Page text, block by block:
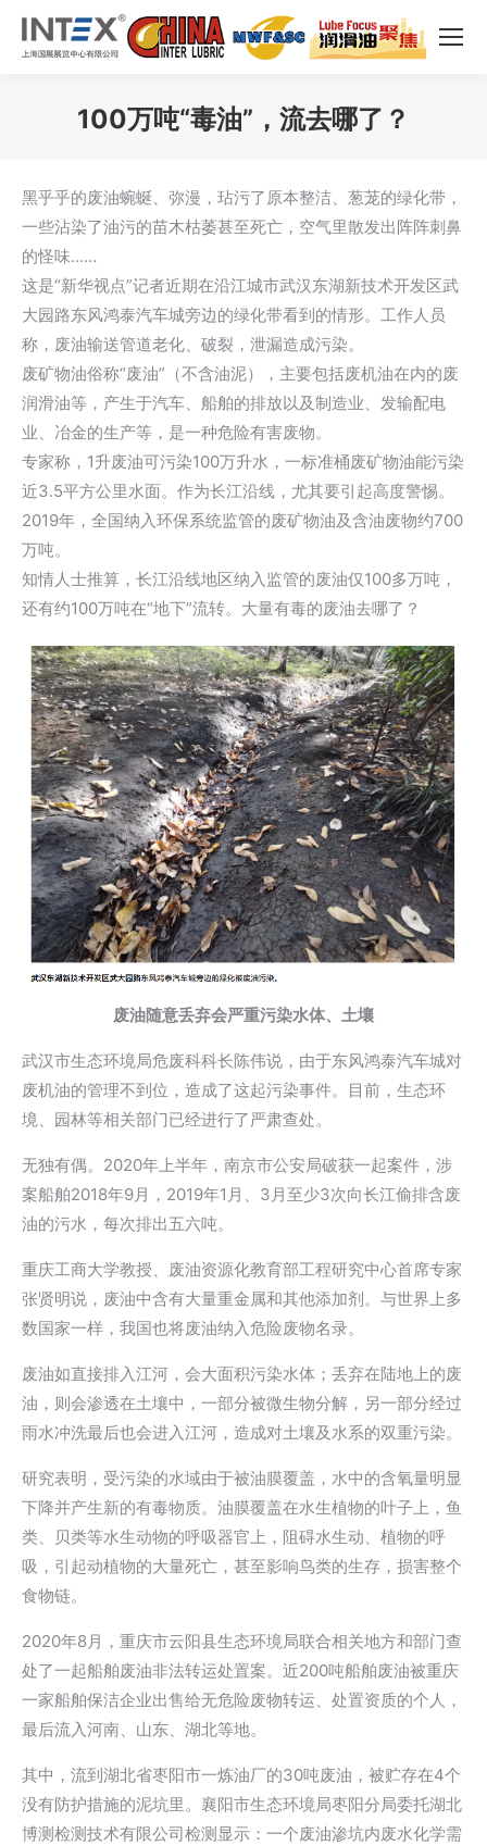
100万吨“毒油”，流去哪了？
黑乎乎的废油蜿蜒、弥漫，玷污了原本整洁、葱茏的绿化带，
一些沾染了油污的苗木枯萎甚至死亡，空气里散发出阵阵刺鼻
的怪味……
这是“新华视点”记者近期在沿江城市武汉东湖新技术开发区武
大园路东风鸿泰汽车城旁边的绿化带看到的情形。工作人员
称，废油输送管道老化、破裂，泄漏造成污染。
废矿物油俗称“废油”（不含油泥），主要包括废机油在内的废
润滑油等，产生于汽车、船舶的排放以及制造业、发输配电
业、冶金的生产等，是一种危险有害废物。
专家称，1升废油可污染100万升水，一标准桶废矿物油能污染
近3.5平方公里水面。作为长江沿线，尤其要引起高度警惕。
2019年，全国纳入环保系统监管的废矿物油及含油废物约700
万吨。
知情人士推算，长江沿线地区纳入监管的废油仅100多万吨，
还有约100万吨在“地下”流转。大量有毒的废油去哪了？
废油随意丢弃会严重污染水体、土壤
武汉市生态环境局危废科科长陈伟说，由于东风鸿泰汽车城对
废机油的管理不到位，造成了这起污染事件。目前，生态环
境、园林等相关部门已经进行了严肃查处。
无独有偶。2020年上半年，南京市公安局破获一起案件，涉
案船舶2018年9月，2019年1月、3月至少3次向长江偷排含废
油的污水，每次排出五六吨。
重庆工商大学教授、废油资源化教育部工程研究中心首席专家
张贤明说，废油中含有大量重金属和其他添加剂。与世界上多
数国家一样，我国也将废油纳入危险废物名录。
废油如直接排入江河，会大面积污染水体；丢弃在陆地上的废
油，则会渗透在土壤中，一部分被微生物分解，另一部分经过
雨水冲洗最后也会进入江河，造成对土壤及水系的双重污染。
研究表明，受污染的水域由于被油膜覆盖，水中的含氧量明显
下降并产生新的有毒物质。油膜覆盖在水生植物的叶子上，鱼
类、贝类等水生动物的呼吸器官上，阻碍水生动、植物的呼
吸，引起动植物的大量死亡，甚至影响鸟类的生存，损害整个
食物链。
2020年8月，重庆市云阳县生态环境局联合相关地方和部门查
处了一起船舶废油非法转运处置案。近200吨船舶废油被重庆
一家船舶保洁企业出售给无危险废物转运、处置资质的个人，
最后流入河南、山东、湖北等地。
其中，流到湖北省枣阳市一炼油厂的30吨废油，被贮存在4个
没有防护措施的泥坑里。襄阳市生态环境局枣阳分局委托湖北
博测检测技术有限公司检测显示：一个废油渗坑内废水化学需